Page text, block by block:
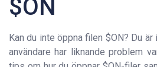
$ON
Kan du inte öppna filen $ON? Du
användare har liknande problem